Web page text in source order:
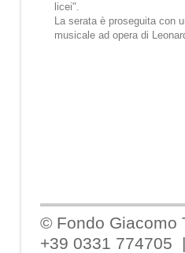
licei".
La serata è proseguita con
musicale ad opera di
© Fondo Giacomo
+39 0331